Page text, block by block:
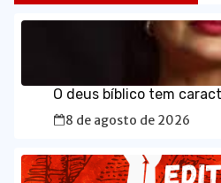
O deus bíblico tem
8 de agosto de 2026